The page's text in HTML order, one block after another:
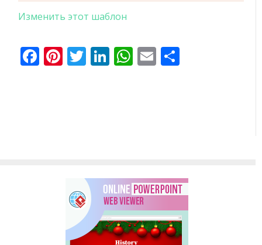
Изменить этот шаблон
Facebook
Pinterest
Twitter
LinkedIn
WhatsApp
Email